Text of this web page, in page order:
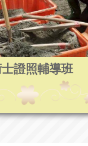
證照輔導班